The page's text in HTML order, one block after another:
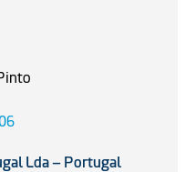
Lda – Portugal